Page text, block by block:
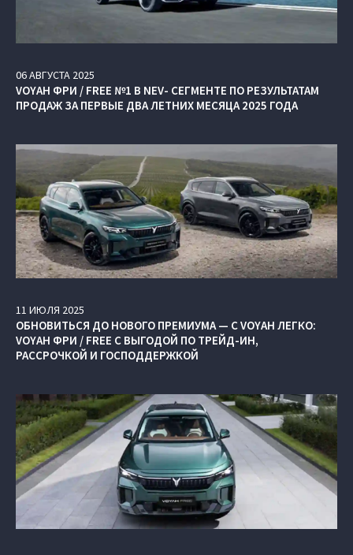
06АВГУСТА 2025
VOYAH ФРИ / FREE №1 В NEV- СЕГМЕНТЕ ПО РЕЗУЛЬТАТАМ
ПРОДАЖ ЗА ПЕРВЫЕ ДВА ЛЕТНИХ МЕСЯЦА 2025 ГОДА
11 ИЮЛЯ 2025
ОБНОВИТЬСЯ ДО НОВОГО ПРЕМИУМА — С VOYAH ЛЕГКО:
VOYAH ФРИ / FREE С ВЫГОДОЙ ПО ТРЕЙД-ИН,
РАССРОЧКОЙ И ГОСПОДДЕРЖКОЙ